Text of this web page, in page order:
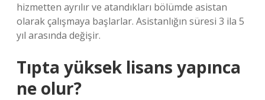
hizmetten ayrılır ve atandıkları bölümde asistan
olarak çalışmaya başlarlar. Asistanlığın süresi 3 ila 5
yıl arasında değişir.
Tıpta yüksek lisans yapınca
ne olur?